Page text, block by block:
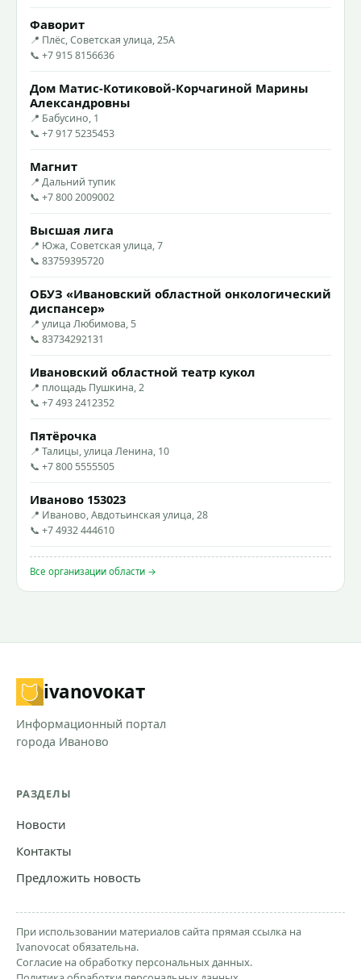
Фаворит
📍 Плёс, Советская улица, 25А
📞 +7 915 8156636
Дом Матис-Котиковой-Корчагиной Марины
Александровны
📍 Бабусино, 1
📞 +7 917 5235453
Магнит
📍 Дальний тупик
📞 +7 800 2009002
Высшая лига
📍 Южа, Советская улица, 7
📞 83759395720
ОБУЗ «Ивановский областной онкологический
диспансер»
📍 улица Любимова, 5
📞 83734292131
Ивановский областной театр кукол
📍 площадь Пушкина, 2
📞 +7 493 2412352
Пятёрочка
📍 Талицы, улица Ленина, 10
📞 +7 800 5555505
Иваново 153023
📍 Иваново, Авдотьинская улица, 28
📞 +7 4932 444610
Все организации области →
ivanovoкат
Информационный портал
города Иваново
РАЗДЕЛЫ
Новости
Контакты
Предложить новость
При использовании материалов сайта прямая ссылка на
Ivanovocat обязательна.
Согласие на обработку персональных данных.